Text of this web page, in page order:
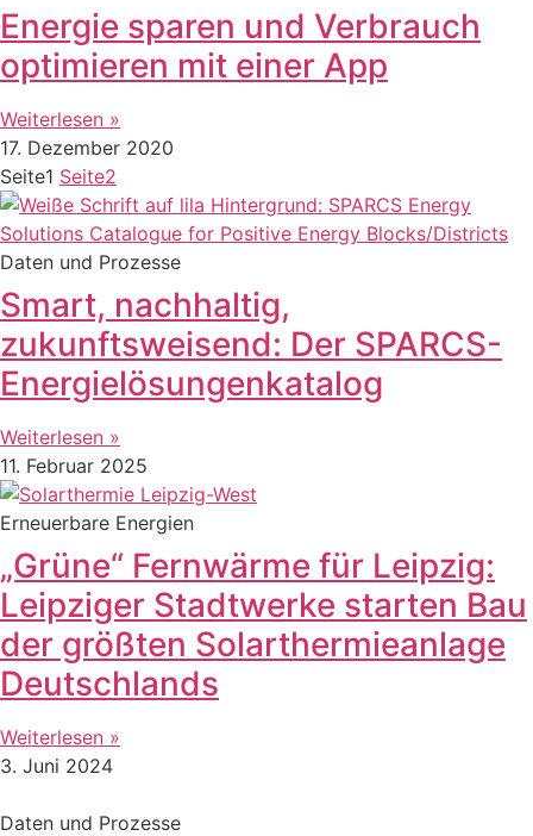
Energie sparen und Verbrauch
optimieren mit einer App
Weiterlesen »
17. Dezember 2020
Seite1 Seite2
Daten und Prozesse
Smart, nachhaltig,
zukunftsweisend: Der SPARCS-
Energielösungenkatalog
Weiterlesen »
11. Februar 2025
Erneuerbare Energien
„Grüne“ Fernwärme für Leipzig:
Leipziger Stadtwerke starten Bau
der größten Solarthermieanlage
Deutschlands
Weiterlesen »
3. Juni 2024
Daten und Prozesse